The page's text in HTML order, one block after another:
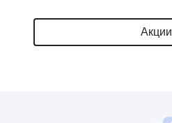
Акции